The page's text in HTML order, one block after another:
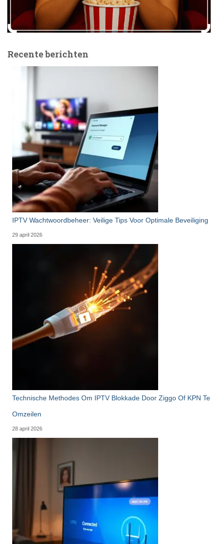
Recente berichten
IPTV Wachtwoordbeheer: Veilige Tips Voor Optimale Beveiliging
29 april 2026
Technische Methodes Om IPTV Blokkade Door Ziggo Of KPN Te
Omzeilen
28 april 2026